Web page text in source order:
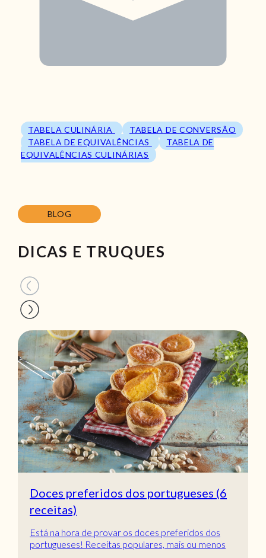
TABELA CULINÁRIA
TABELA DE CONVERSÃO
TABELA DE EQUIVALÊNCIAS
TABELA DE
EQUIVALÊNCIAS CULINÁRIAS
BLOG
DICAS E TRUQUES
Doces preferidos dos portugueses (6
receitas)
Está na hora de provar os doces preferidos dos
portugueses! Receitas populares, mais ou menos